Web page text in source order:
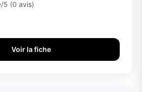
5 (0 avis)
Voir la fiche